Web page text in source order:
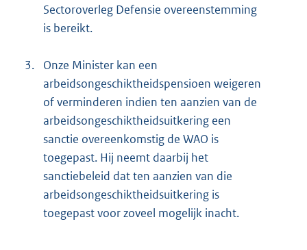
Sectoroverleg Defensie overeenstemming
is bereikt.
3.
Onze Minister kan een
arbeidsongeschiktheidspensioen weigeren
of verminderen indien ten aanzien van de
arbeidsongeschiktheidsuitkering een
sanctie overeenkomstig de WAO is
toegepast. Hij neemt daarbij het
sanctiebeleid dat ten aanzien van die
arbeidsongeschiktheidsuitkering is
toegepast voor zoveel mogelijk inacht.